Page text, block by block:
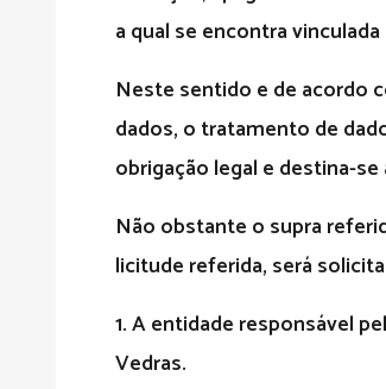
a qual se encontra vinculada
Neste sentido e de acordo
dados, o tratamento de
obrigação legal e destina-
Não obstante o supra
licitude referida, será
1.A entidade responsável
Vedras.